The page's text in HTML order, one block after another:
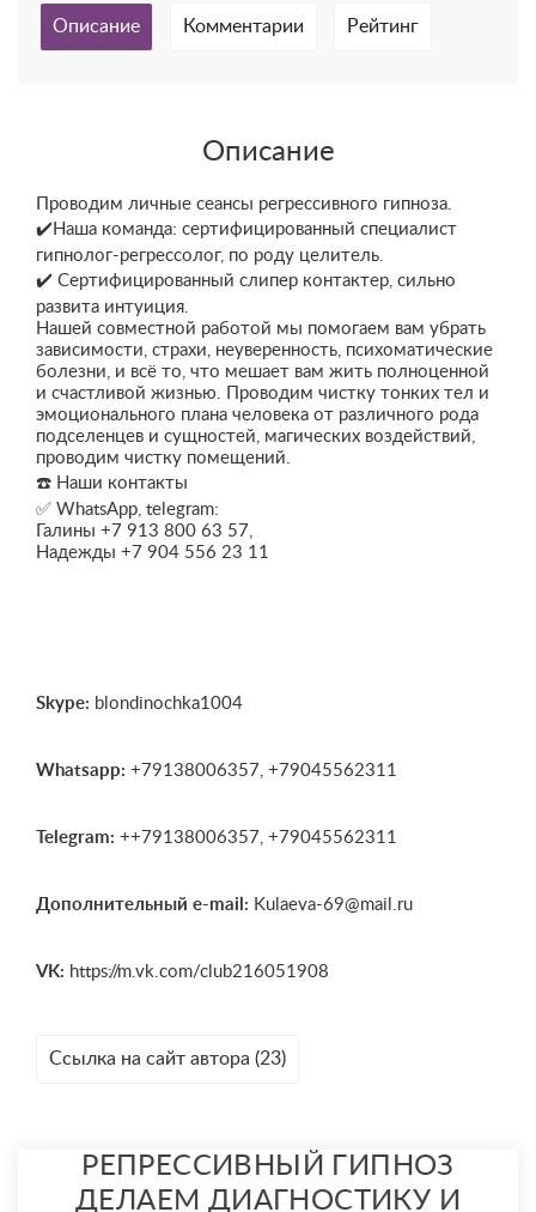
Описание Комментарии Рейтинг
Описание
Проводим личные сеансы регрессивного гипноза.
✔️Наша команда: сертифицированный специалист
гипнолог-регрессолог, по роду целитель.
✔️ Сертифицированный слипер контактер, сильно
развита интуиция.
Нашей совместной работой мы помогаем вам убрать
зависимости, страхи, неуверенность, психоматические
болезни, и всё то, что мешает вам жить полноценной
и счастливой жизнью. Проводим чистку тонких тел и
эмоционального плана человека от различного рода
подселенцев и сущностей, магических воздействий,
проводим чистку помещений.
☎️ Наши контакты
✅ WhatsApp, telegram:
Галины +7 913 800 63 57,
Надежды +7 904 556 23 11
Skype: blondinochka1004
Whatsapp: +79138006357, +79045562311
Telegram: ++79138006357, +79045562311
Дополнительный e-mail: Kulaeva-69@mail.ru
VK: https://m.vk.com/club216051908
Ссылка на сайт автора (23)
РЕПРЕССИВНЫЙ ГИПНОЗ
ДЕЛАЕМ ДИАГНОСТИКУ И